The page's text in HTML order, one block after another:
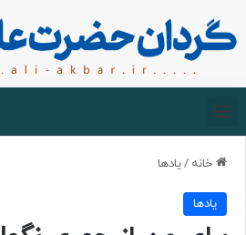
خانه /یادها
یادها